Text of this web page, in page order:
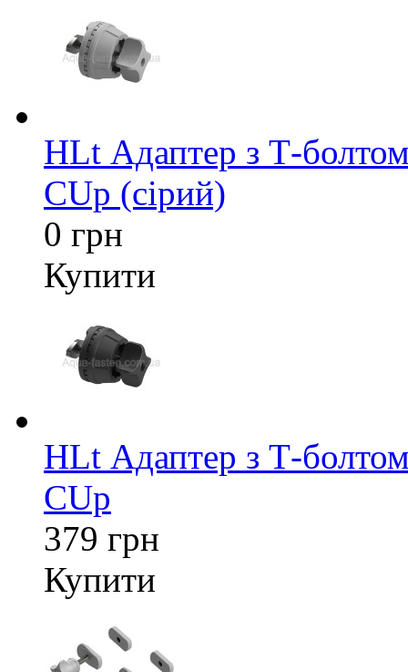
HLt Адаптер з Т-
CUp (сірий)
0 грн
Купити
HLt Адаптер з Т-
CUp
379 грн
Купити